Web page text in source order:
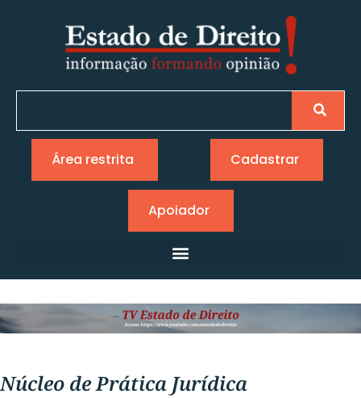
Área restrita Cadastrar
Apoiador
Núcleo de Prática Jurídica